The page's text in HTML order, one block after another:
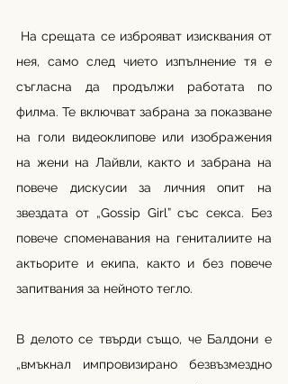
нея, само след чието изпълнение тя е
съгласна да продължи работата по
филма. Те включват забрана за показване
на голи видеоклипове или изображения
на жени на Лайвли, както и забрана на
повече дискусии за личния опит на
звездата от „Gossip Girl” със секса. Без
повече споменавания на гениталиите на
актьорите и екипа, както и без повече
запитвания за нейното тегло.
В делото се твърди също, че Балдони е
„вмъкнал импровизирано безвъзмездно